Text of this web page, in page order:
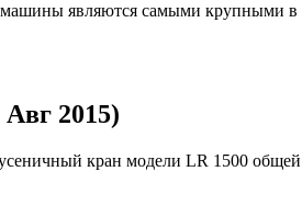
являются самыми крупными
Авг 2015)
кран модели LR 1500